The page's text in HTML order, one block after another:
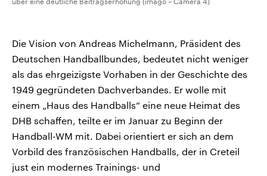
Die Vision von Andreas Michelmann, Präsident des
Deutschen Handballbundes, bedeutet nicht weniger
als das ehrgeizigste Vorhaben in der Geschichte des
1949 gegründeten Dachverbandes. Er wolle mit
einem „Haus des Handballs“ eine neue Heimat des
DHB schaffen, teilte er im Januar zu Beginn der
Handball-WM mit. Dabei orientiert er sich an dem
Vorbild des französischen Handballs, der in Creteil
just ein modernes Trainings- und